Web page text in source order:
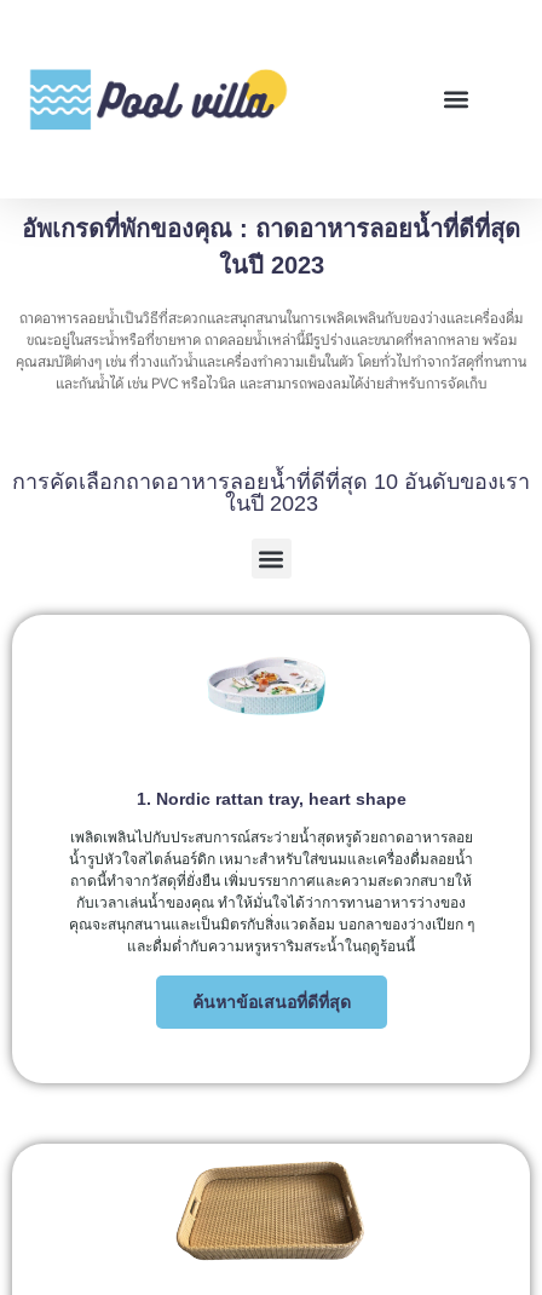
อัพเกรดที่พักของคุณ : ถาดอาหารลอยน้ำที่ดีที่สุด
ในปี 2023
ถาดอาหารลอยน้ำเป็นวิธีที่สะดวกและสนุกสนานในการเพลิดเพลินกับของว่างและเครื่องดื่ม
ขณะอยู่ในสระน้ำหรือที่ชายหาด ถาดลอยน้ำเหล่านี้มีรูปร่างและขนาดที่หลากหลาย พร้อม
คุณสมบัติต่างๆ เช่น ที่วางแก้วน้ำและเครื่องทำความเย็นในตัว โดยทั่วไปทำจากวัสดุที่ทนทาน
และกันน้ำได้ เช่น PVC หรือไวนิล และสามารถพองลมได้ง่ายสำหรับการจัดเก็บ
การคัดเลือกถาดอาหารลอยน้ำที่ดีที่สุด 10 อันดับของเรา
ในปี 2023
1. Nordic rattan tray, heart shape
เพลิดเพลินไปกับประสบการณ์สระว่ายน้ำสุดหรูด้วยถาดอาหารลอย
น้ำรูปหัวใจสไตล์นอร์ดิก เหมาะสำหรับใส่ขนมและเครื่องดื่มลอยน้ำ
ถาดนี้ทำจากวัสดุที่ยั่งยืน เพิ่มบรรยากาศและความสะดวกสบายให้
กับเวลาเล่นน้ำของคุณ ทำให้มั่นใจได้ว่าการทานอาหารว่างของ
คุณจะสนุกสนานและเป็นมิตรกับสิ่งแวดล้อม บอกลาของว่างเปียก ๆ
และดื่มด่ำกับความหรูหราริมสระน้ำในฤดูร้อนนี้
ค้นหาข้อเสนอที่ดีที่สุด